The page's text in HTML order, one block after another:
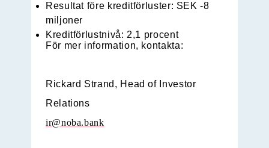
Resultat före kreditförluster: SEK -8
miljoner
Kreditförlustnivå: 2,1 procent
För mer information, kontakta:
Rickard Strand, Head of Investor
Relations
ir@noba.bank